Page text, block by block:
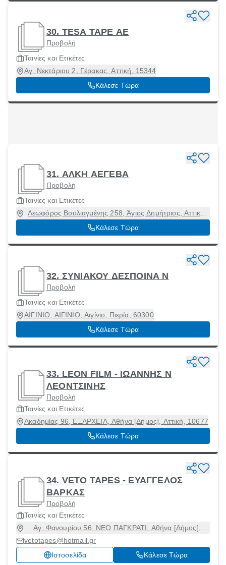
30. TESA TAPE ΑΕ
Προβολή
Ταινίες και Ετικέτες
Αγ. Νεκτάριου 2, Γέρακας, Αττική, 15344
Κάλεσε Τώρα
31. ΑΛΚΗ ΑΕΓΕΒΑ
Προβολή
Ταινίες και Ετικέτες
Λεωφόρος Βουλιαγμένης 258, Άγιος Δημήτριος, Αττική,
17343
Κάλεσε Τώρα
32. ΣΥΝΙΑΚΟΥ ΔΕΣΠΟΙΝΑ Ν
Προβολή
Ταινίες και Ετικέτες
ΑΙΓΙΝΙΟ, ΑΙΓΙΝΙΟ, Αιγίνιο, Πιερία, 60300
Κάλεσε Τώρα
33. LEON FILM - ΙΩΑΝΝΗΣ Ν
ΛΕΟΝΤΣΙΝΗΣ
Προβολή
Ταινίες και Ετικέτες
Ακαδημίας 96, ΕΞΑΡΧΕΙΑ, Αθήνα [Δήμος], Αττική, 10677
Κάλεσε Τώρα
34. VETO TAPES - ΕΥΑΓΓΕΛΟΣ
ΒΑΡΚΑΣ
Προβολή
Ταινίες και Ετικέτες
Αγ. Φανουρίου 56, ΝΕΟ ΠΑΓΚΡΑΤΙ, Αθήνα [Δήμος],
Αττική, 11633
vetotapes@hotmail.gr
Ιστοσελίδα
Κάλεσε Τώρα